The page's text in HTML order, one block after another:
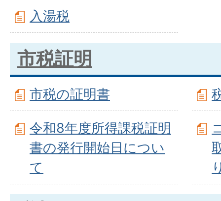
入湯税
市税証明
市税の証明書
令和8年度所得課税証明
書の発行開始日につい
て